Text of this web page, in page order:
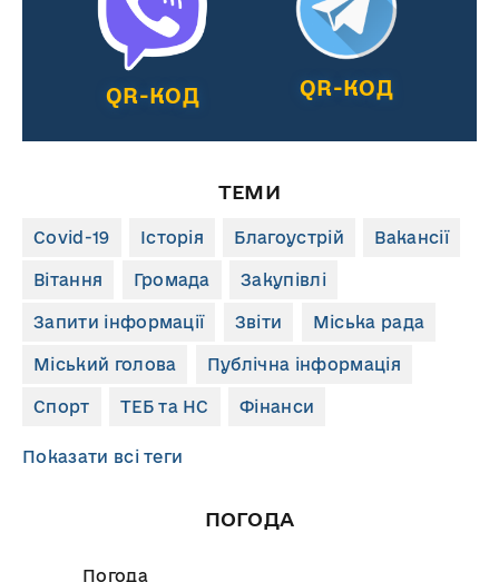
QR-КОД QR-КОД
ТЕМИ
Covid-19 Історія Благоустрій Вакансії
Вітання Громада Закупівлі
Запити інформації Звіти Міська рада
Міський голова Публічна інформація
Спорт ТЕБ та НС Фінанси
Показати всі теги
ПОГОДА
Погода